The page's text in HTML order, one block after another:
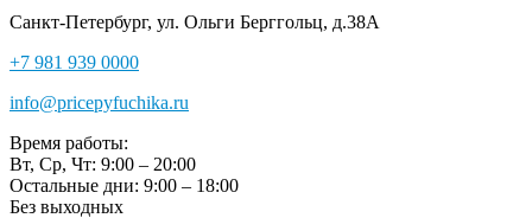
Санкт-Петербург, ул. Ольги Берггольц, д.38А
+7 981 939 0000
info@pricepyfuchika.ru
Время работы:
Вт, Ср, Чт: 9:00 – 20:00
Остальные дни: 9:00 – 18:00
Без выходных